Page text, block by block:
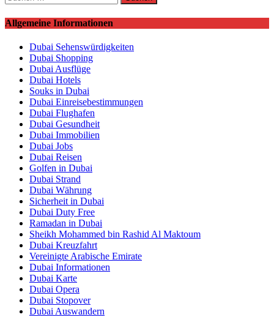
nach:
Allgemeine Informationen
Dubai Sehenswürdigkeiten
Dubai Shopping
Dubai Ausflüge
Dubai Hotels
Souks in Dubai
Dubai Einreisebestimmungen
Dubai Flughafen
Dubai Gesundheit
Dubai Immobilien
Dubai Jobs
Dubai Reisen
Golfen in Dubai
Dubai Strand
Dubai Währung
Sicherheit in Dubai
Dubai Duty Free
Ramadan in Dubai
Sheikh Mohammed bin Rashid Al Maktoum
Dubai Kreuzfahrt
Vereinigte Arabische Emirate
Dubai Informationen
Dubai Karte
Dubai Opera
Dubai Stopover
Dubai Auswandern